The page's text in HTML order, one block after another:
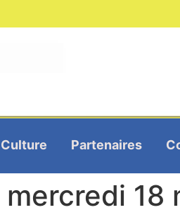
Culture Partenaires
18